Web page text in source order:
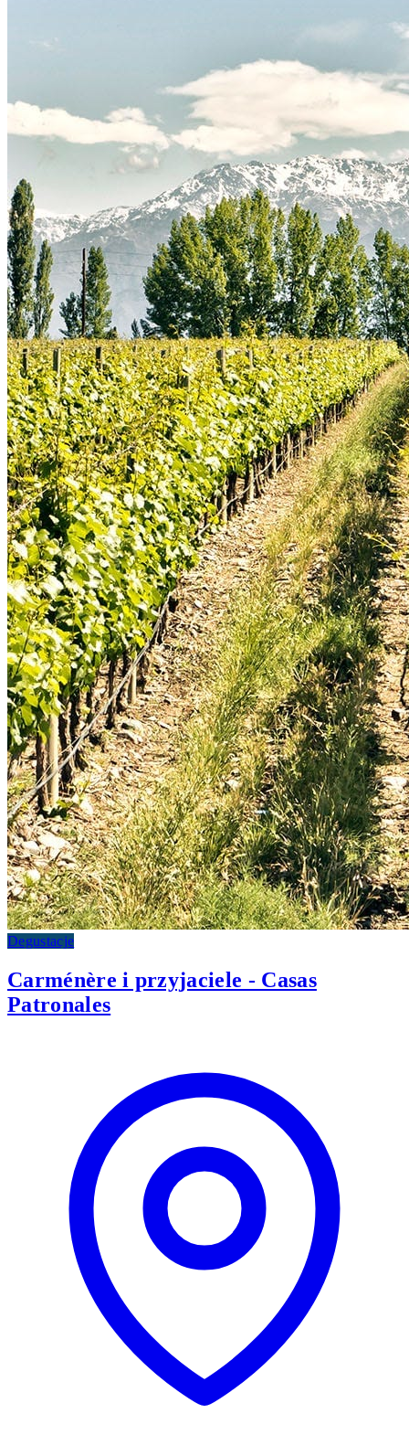
Degustacje
Carménère i przyjaciele - Casas
Patronales